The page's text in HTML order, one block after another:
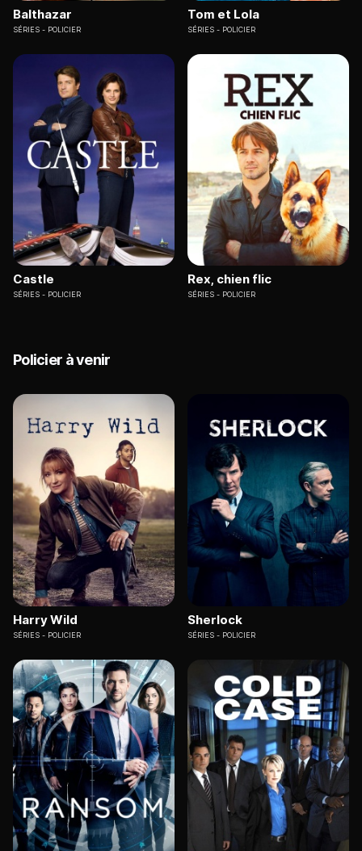
Balthazar
SÉRIES POLICIER
Tom et Lola
SÉRIES POLICIER
Castle
SÉRIES POLICIER
Rex, chien flic
SÉRIES POLICIER
Policier à venir
Harry Wild
SÉRIES POLICIER
Sherlock
SÉRIES POLICIER